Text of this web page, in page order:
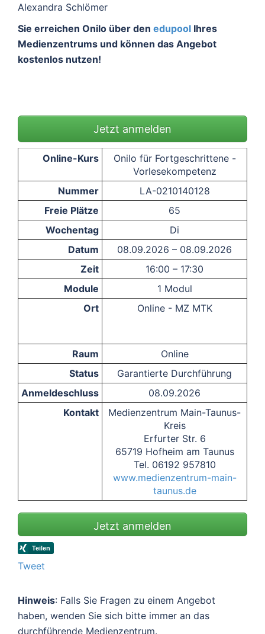
Alexandra Schlömer
Sie erreichen Onilo über den edupool Ihres
Medienzentrums und können das Angebot
kostenlos nutzen!
Jetzt anmelden
Online-Kurs
Onilo für Fortgeschrittene -
Vorlesekompetenz
Nummer
LA-0210140128
Freie Plätze
65
Wochentag
Di
Datum
08.09.2026 – 08.09.2026
Zeit
16:00 – 17:30
Module
1 Modul
Ort
Online - MZ MTK
Raum
Online
Status
Garantierte Durchführung
Anmeldeschluss
08.09.2026
Kontakt
Medienzentrum Main-Taunus-
Kreis
Erfurter Str. 6
65719 Hofheim am Taunus
Tel. 06192 957810
www.medienzentrum-main-
taunus.de
Jetzt anmelden
Tweet
Hinweis: Falls Sie Fragen zu einem Angebot
haben, wenden Sie sich bitte immer an das
durchführende Medienzentrum.